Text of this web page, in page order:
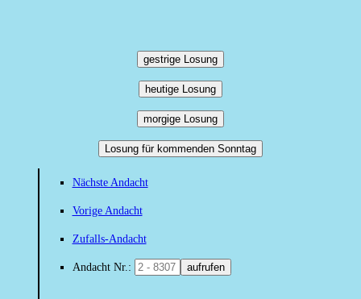
gestrige Losung
heutige Losung
morgige Losung
Losung für kommenden Sonntag
Nächste Andacht
Vorige Andacht
Zufalls-Andacht
Andacht Nr.: aufrufen